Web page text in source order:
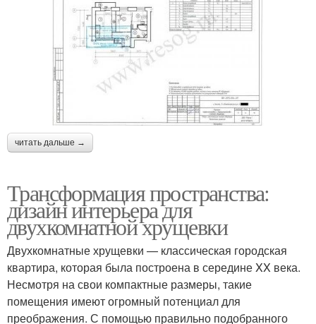
читать дальше →
Трансформация пространства:
дизайн интерьера для
двухкомнатной хрущевки
Двухкомнатные хрущевки — классическая городская
квартира, которая была построена в середине XX века.
Несмотря на свои компактные размеры, такие
помещения имеют огромный потенциал для
преображения. С помощью правильно подобранного